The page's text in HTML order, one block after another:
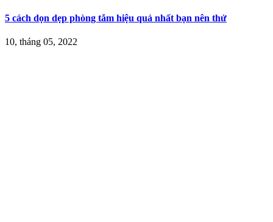
5 cách dọn dẹp phòng tắm hiệu quả nhất bạn nên thử
10, tháng 05, 2022